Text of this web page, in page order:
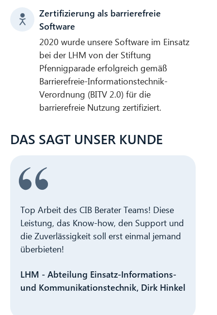
Zertifizierung als barrierefreie
Software
2020 wurde unsere Software im Einsatz
bei der LHM von der Stiftung
Pfennigparade erfolgreich gemäß
Barrierefreie-Informationstechnik-
Verordnung (BITV 2.0) für die
barrierefreie Nutzung zertifiziert.
DAS SAGT UNSER KUNDE
Top Arbeit des CIB Berater Teams! Diese
Leistung, das Know-how, den Support und
die Zuverlässigkeit soll erst einmal jemand
überbieten!
LHM - Abteilung Einsatz-Informations-
und Kommunikationstechnik, Dirk Hinkel